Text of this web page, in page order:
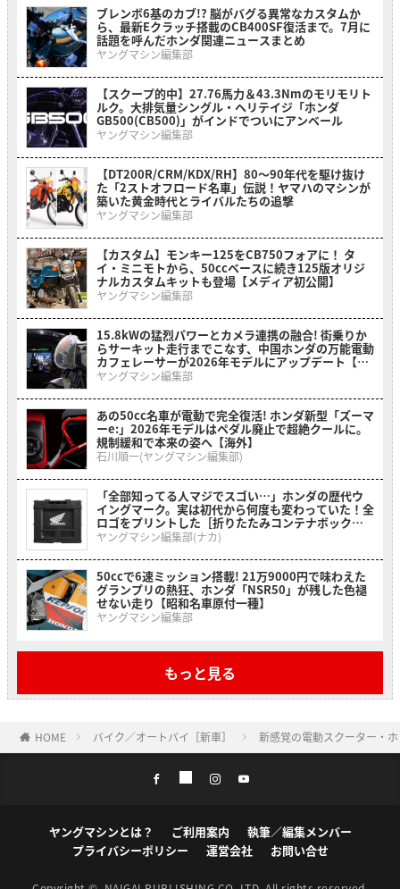
ブレンボ6基のカブ!? 脳がバグる異常なカスタムか
ら、最新Eクラッチ搭載のCB400SF復活まで。7月に
話題を呼んだホンダ関連ニュースまとめ
ヤングマシン編集部
【スクープ的中】27.76馬力＆43.3Nmのモリモリト
ルク。大排気量シングル・ヘリテイジ「ホンダ
GB500(CB500)」がインドでついにアンベール
ヤングマシン編集部
【DT200R/CRM/KDX/RH】80〜90年代を駆け抜け
た「2ストオフロード名車」伝説！ヤマハのマシンが
築いた黄金時代とライバルたちの追撃
ヤングマシン編集部
【カスタム】モンキー125をCB750フォアに！ タ
イ・ミニモトから、50ccベースに続き125版オリジ
ナルカスタムキットも登場【メディア初公開】
ヤングマシン編集部
15.8kWの猛烈パワーとカメラ連携の融合! 街乗りか
らサーキット走行までこなす、中国ホンダの万能電動
カフェレーサーが2026年モデルにアップデート【海
外】
ヤングマシン編集部
あの50cc名車が電動で完全復活! ホンダ新型「ズーマ
ーe:」2026年モデルはペダル廃止で超絶クールに。
規制緩和で本来の姿へ【海外】
石川順一(ヤングマシン編集部)
「全部知ってる人マジでスゴい…」ホンダの歴代ウ
イングマーク。実は初代から何度も変わっていた！全
ロゴをプリントした［折りたたみコンテナボックス
ホンダウィングヒストリー］
ヤングマシン編集部(ナカ)
50ccで6速ミッション搭載! 21万9000円で味わえた
グランプリの熱狂、ホンダ「NSR50」が残した色褪
せない走り【昭和名車原付一種】
ヤングマシン編集部
もっと見る
HOME バイク／オートバイ［新車］ 新感覚の電動スクーター・
ヤングマシンとは？ ご利用案内
執筆／編集メンバー
プライバシーポリシー
運営会社 お問い合せ